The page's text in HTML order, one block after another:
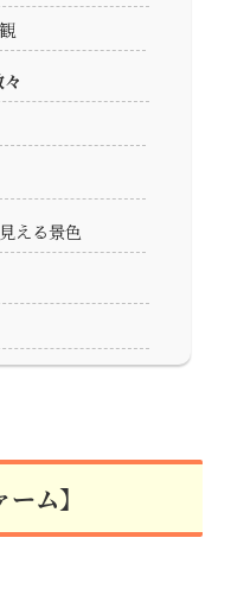
える景色
ム】